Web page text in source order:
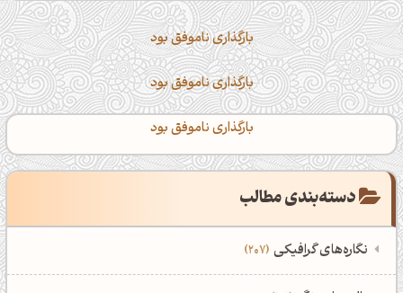
بارگذاری ناموفق بود
بارگذاری ناموفق بود
بارگذاری ناموفق بود
دسته‌بندی مطالب
نگاره‌های گرافیکی 207